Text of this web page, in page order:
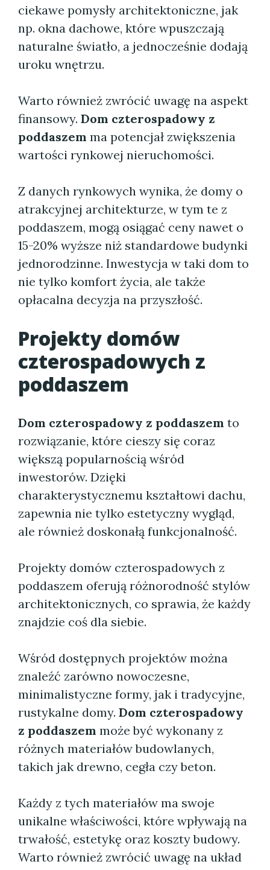
ciekawe pomysły architektoniczne, jak
np. okna dachowe, które wpuszczają
naturalne światło, a jednocześnie dodają
uroku wnętrzu.
Warto również zwrócić uwagę na aspekt
finansowy. Dom czterospadowy z
poddaszem ma potencjał zwiększenia
wartości rynkowej nieruchomości.
Z danych rynkowych wynika, że domy o
atrakcyjnej architekturze, w tym te z
poddaszem, mogą osiągać ceny nawet o
15-20% wyższe niż standardowe budynki
jednorodzinne. Inwestycja w taki dom to
nie tylko komfort życia, ale także
opłacalna decyzja na przyszłość.
Projekty domów
czterospadowych z
poddaszem
Dom czterospadowy z poddaszem to
rozwiązanie, które cieszy się coraz
większą popularnością wśród
inwestorów. Dzięki
charakterystycznemu kształtowi dachu,
zapewnia nie tylko estetyczny wygląd,
ale również doskonałą funkcjonalność.
Projekty domów czterospadowych z
poddaszem oferują różnorodność stylów
architektonicznych, co sprawia, że każdy
znajdzie coś dla siebie.
Wśród dostępnych projektów można
znaleźć zarówno nowoczesne,
minimalistyczne formy, jak i tradycyjne,
rustykalne domy. Dom czterospadowy
z poddaszem może być wykonany z
różnych materiałów budowlanych,
takich jak drewno, cegła czy beton.
Każdy z tych materiałów ma swoje
unikalne właściwości, które wpływają na
trwałość, estetykę oraz koszty budowy.
Warto również zwrócić uwagę na układ